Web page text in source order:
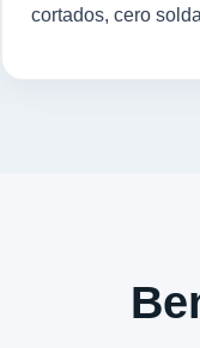
cortados, cero